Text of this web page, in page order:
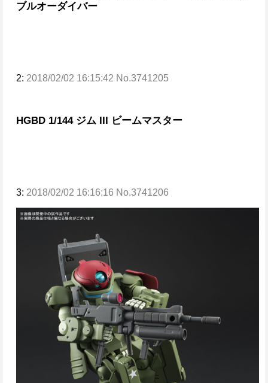
ブルオーダイバー
2: 2018/02/02 16:15:42 No.3741205
HGBD 1/144 ジム III ビームマスター
3: 2018/02/02 16:16:16 No.3741206